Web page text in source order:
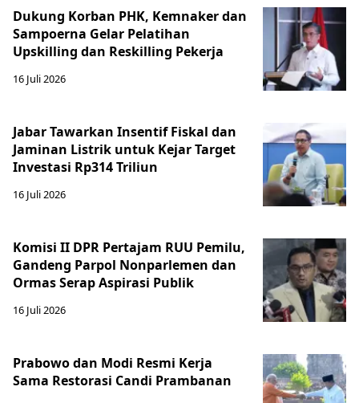
Dukung Korban PHK, Kemnaker dan
Sampoerna Gelar Pelatihan
Upskilling dan Reskilling Pekerja
16 Juli 2026
Jabar Tawarkan Insentif Fiskal dan
Jaminan Listrik untuk Kejar Target
Investasi Rp314 Triliun
16 Juli 2026
Komisi II DPR Pertajam RUU Pemilu,
Gandeng Parpol Nonparlemen dan
Ormas Serap Aspirasi Publik
16 Juli 2026
Prabowo dan Modi Resmi Kerja
Sama Restorasi Candi Prambanan